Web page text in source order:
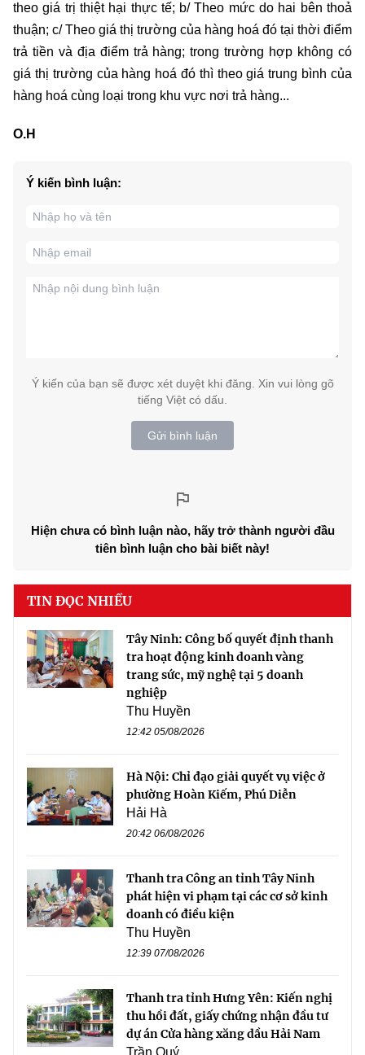
theo giá trị thiệt hại thực tế; b/ Theo mức do hai bên thoả
thuận; c/ Theo giá thị trường của hàng hoá đó tại thời điểm
trả tiền và địa điểm trả hàng; trong trường hợp không có
giá thị trường của hàng hoá đó thì theo giá trung bình của
hàng hoá cùng loại trong khu vực nơi trả hàng...
O.H
Ý kiến bình luận:
Ý kiến của bạn sẽ được xét duyệt khi đăng. Xin vui lòng gõ
tiếng Việt có dấu.
Gửi bình luận
Hiện chưa có bình luận nào, hãy trở thành người đầu
tiên bình luận cho bài biết này!
TIN ĐỌC NHIỀU
Tây Ninh: Công bố quyết định thanh
tra hoạt động kinh doanh vàng
trang sức, mỹ nghệ tại 5 doanh
nghiệp
Thu Huyền
12:42 05/08/2026
Hà Nội: Chỉ đạo giải quyết vụ việc ở
phường Hoàn Kiếm, Phú Diễn
Hải Hà
20:42 06/08/2026
Thanh tra Công an tỉnh Tây Ninh
phát hiện vi phạm tại các cơ sở kinh
doanh có điều kiện
Thu Huyền
12:39 07/08/2026
Thanh tra tỉnh Hưng Yên: Kiến nghị
thu hồi đất, giấy chứng nhận đầu tư
dự án Cửa hàng xăng dầu Hải Nam
Trần Quý